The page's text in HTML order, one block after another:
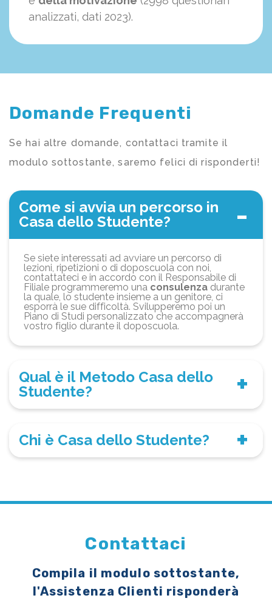
analizzati, dati 2023).
Domande Frequenti
Se hai altre domande, contattaci tramite il
modulo sottostante, saremo felici di risponderti!
Come si avvia un percorso in
Casa dello Studente?
Se siete interessati ad avviare un percorso di
lezioni, ripetizioni o di doposcuola con noi,
contattateci e in accordo con il Responsabile di
Filiale programmeremo una consulenza durante
la quale, lo studente insieme a un genitore, ci
esporrà le sue difficoltà. Svilupperemo poi un
Piano di Studi personalizzato che accompagnerà
vostro figlio durante il doposcuola.
Qual è il Metodo Casa dello
Studente?
Chi è Casa dello Studente?
Contattaci
Compila il modulo sottostante,
l'Assistenza Clienti risponderà